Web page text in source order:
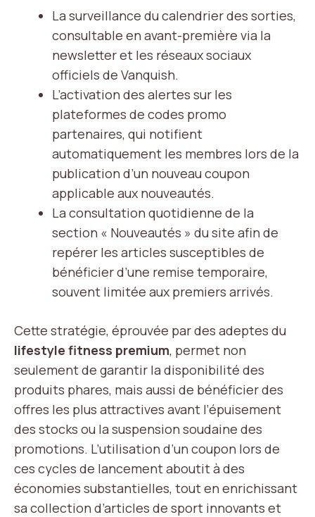
La surveillance du calendrier des sorties,
consultable en avant-première via la
newsletter et les réseaux sociaux
officiels de Vanquish.
L’activation des alertes sur les
plateformes de codes promo
partenaires, qui notifient
automatiquement les membres lors de la
publication d’un nouveau coupon
applicable aux nouveautés.
La consultation quotidienne de la
section « Nouveautés » du site afin de
repérer les articles susceptibles de
bénéficier d’une remise temporaire,
souvent limitée aux premiers arrivés.
Cette stratégie, éprouvée par des adeptes du
lifestyle fitness premium, permet non
seulement de garantir la disponibilité des
produits phares, mais aussi de bénéficier des
offres les plus attractives avant l’épuisement
des stocks ou la suspension soudaine des
promotions. L’utilisation d’un coupon lors de
ces cycles de lancement aboutit à des
économies substantielles, tout en enrichissant
sa collection d’articles de sport innovants et